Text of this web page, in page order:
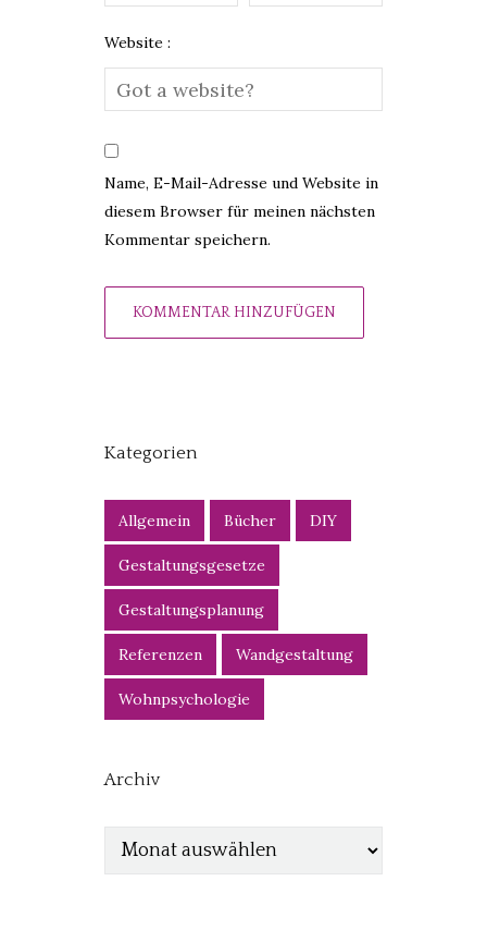
Website :
Name, E-Mail-Adresse und Website in
diesem Browser für meinen nächsten
Kommentar speichern.
Kategorien
Allgemein Bücher DIY
Gestaltungsgesetze
Gestaltungsplanung
Referenzen Wandgestaltung
Wohnpsychologie
Archiv